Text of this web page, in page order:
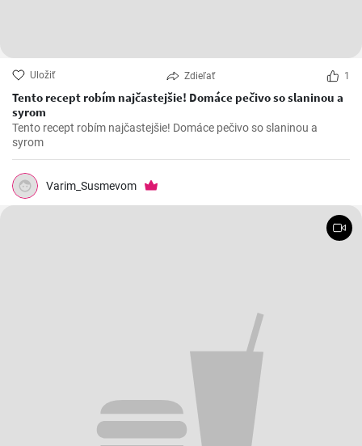
Uložiť Zdieľať 1
Tento recept robím najčastejšie! Domáce pečivo so slaninou a
syrom
Tento recept robím najčastejšie! Domáce pečivo so slaninou a
syrom
Varim_Susmevom